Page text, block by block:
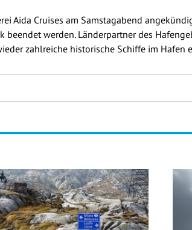
Aida Cruises am Samstagabend
werden. Länderpartner des
zahlreiche historische Schiffe im Hafen